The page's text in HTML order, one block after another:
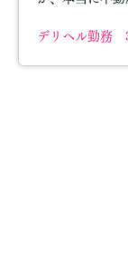
デリヘル勤務